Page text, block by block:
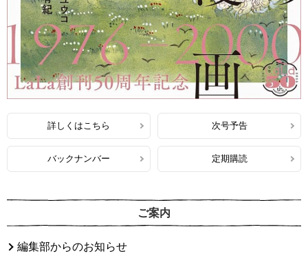
詳しくはこちら 次号予告
バックナンバー 定期購読
ご案内
編集部からのお知らせ